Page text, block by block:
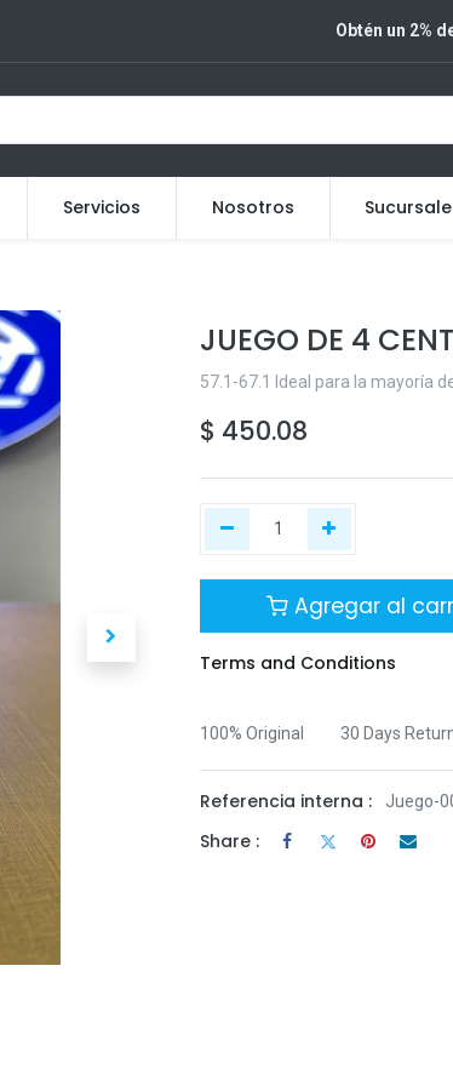
Obtén un 2%
Servicios Nosotros
JUEGO DE 4
57.1-67.1 Ideal para la mayoría
$ 450.08
Agregar al
Terms and Conditions
100% Original 30 Days
Referencia interna : Juego-
Share :